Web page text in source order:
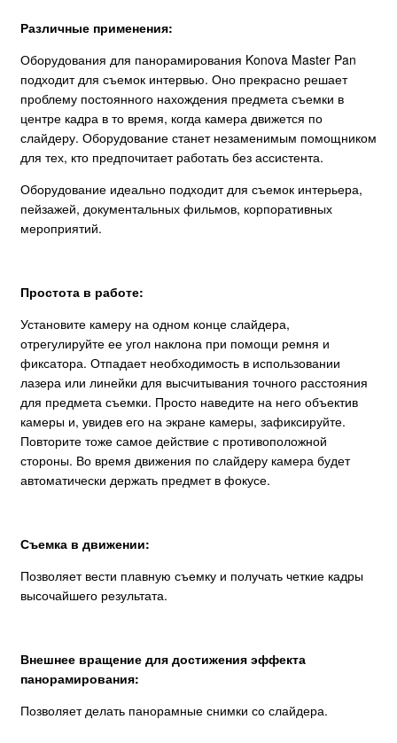
Различные применения:
Оборудования для панорамирования Konova Master Pan
подходит для съемок интервью. Оно прекрасно решает
проблему постоянного нахождения предмета съемки в
центре кадра в то время, когда камера движется по
слайдеру. Оборудование станет незаменимым помощником
для тех, кто предпочитает работать без ассистента.
Оборудование идеально подходит для съемок интерьера,
пейзажей, документальных фильмов, корпоративных
мероприятий.
Простота в работе:
Установите камеру на одном конце слайдера,
отрегулируйте ее угол наклона при помощи ремня и
фиксатора. Отпадает необходимость в использовании
лазера или линейки для высчитывания точного расстояния
для предмета съемки. Просто наведите на него объектив
камеры и, увидев его на экране камеры, зафиксируйте.
Повторите тоже самое действие с противоположной
стороны. Во время движения по слайдеру камера будет
автоматически держать предмет в фокусе.
Съемка в движении:
Позволяет вести плавную съемку и получать четкие кадры
высочайшего результата.
Внешнее вращение для достижения эффекта
панорамирования:
Позволяет делать панорамные снимки со слайдера.